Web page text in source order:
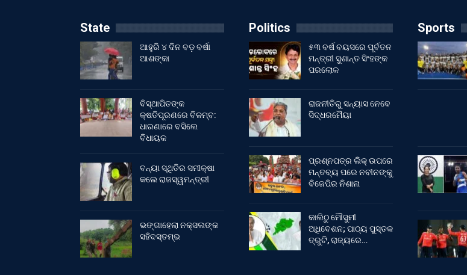
State
ଆହୁରି ୪ ଦିନ ବଡ଼ ବର୍ଷା
ଆଶଙ୍କା
ବିସ୍ଥାପିତଙ୍କ
କ୍ଷତିପୂରଣରେ ବିଳମ୍ବ:
ଧାରଣାରେ ବସିଲେ
ବିଧାୟକ
ବନ୍ୟା ସ୍ଥିତିର ସମୀକ୍ଷା
କଲେ ରାଜସ୍ୱମନ୍ତ୍ରୀ
ଭଙ୍ଗାହେଲା ନକ୍ସଲଙ୍କ
ସହିଦସ୍ତମ୍ଭ
Politics
୫୩ ବର୍ଷ ବୟସରେ ପୂର୍ବତନ
ମନ୍ତ୍ରୀ ସୁଶାନ୍ତ ସିଂହଙ୍କ
ପରଲୋକ
ରାଜନୀତିରୁ ସନ୍ୟାସ ନେବେ
ସିଦ୍ଧରମୈୟା
ପ୍ରଶ୍ନପତ୍ର ଲିକ୍ ଉପରେ
ମନ୍ତବ୍ୟ ପରେ ନବୀନଙ୍କୁ
ବିଜେପିର ନିଶାନା
କାଲିଠୁ ମୌସୁମୀ
ଅଧିବେଶନ; ପାଠ୍ୟ ପୁସ୍ତକ
ତ୍ରୁଟି, ରାଜ୍ୟରେ…
Sports